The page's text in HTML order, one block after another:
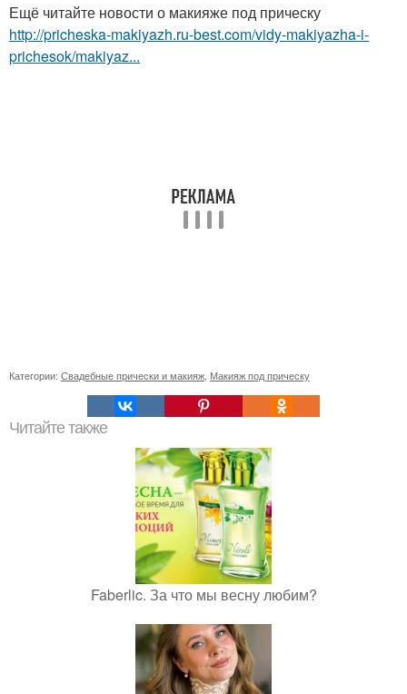
Ещё читайте новости о макияже под прическу
http://pricheska-makiyazh.ru-best.com/vidy-makiyazha-i-
prichesok/makiyaz...
Категории: Свадебные прически и макияж Макияж под прическу
Читайте также
Faberlic. За что мы весну любим?